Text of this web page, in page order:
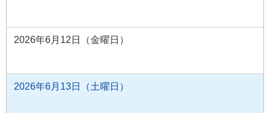
2026年6月12日（金曜日）
2026年6月13日（土曜日）